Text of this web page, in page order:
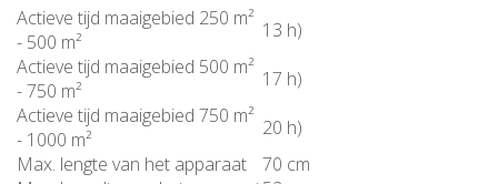
Actieve tijd maaigebied 250 m²
- 500 m²
13 h)
Actieve tijd maaigebied 500 m²
- 750 m²
17 h)
Actieve tijd maaigebied 750 m²
- 1000 m²
20 h)
Max. lengte van het apparaat
70 cm